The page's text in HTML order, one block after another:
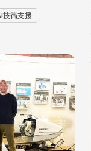
技術支援